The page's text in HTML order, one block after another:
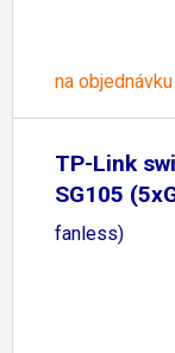
na objednávku
TP-Link
SG105
fanless)